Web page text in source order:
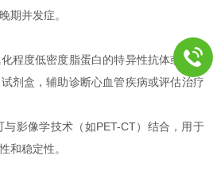
期并发症。
度低密度脂蛋白的特异性抗体或检测
剂盒，辅助诊断心血管疾病或评估治疗
影像学技术（如PET-CT）结合，用于
和稳定性。